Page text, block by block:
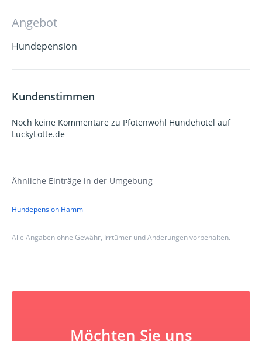
Angebot
Hundepension
Kundenstimmen
Noch keine Kommentare zu Pfotenwohl Hundehotel auf
LuckyLotte.de
Ähnliche Einträge in der Umgebung
Hundepension Hamm
Alle Angaben ohne Gewähr, Irrtümer und Änderungen vorbehalten.
Möchten Sie uns